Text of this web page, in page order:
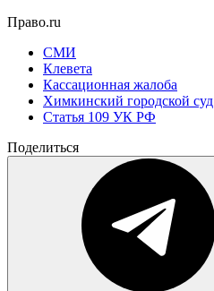
Право.ru
СМИ
Клевета
Кассационная жалоба
Химкинский городской суд
Статья 109 УК РФ
Поделиться